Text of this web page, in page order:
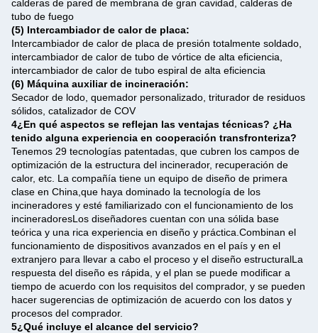
calderas de pared de membrana de gran cavidad, calderas de
tubo de fuego
(5) Intercambiador de calor de placa:
Intercambiador de calor de placa de presión totalmente soldado,
intercambiador de calor de tubo de vórtice de alta eficiencia,
intercambiador de calor de tubo espiral de alta eficiencia
(6) Máquina auxiliar de incineración:
Secador de lodo, quemador personalizado, triturador de residuos
sólidos, catalizador de COV
4¿En qué aspectos se reflejan las ventajas técnicas? ¿Ha
tenido alguna experiencia en cooperación transfronteriza?
Tenemos 29 tecnologías patentadas, que cubren los campos de
optimización de la estructura del incinerador, recuperación de
calor, etc. La compañía tiene un equipo de diseño de primera
clase en China,que haya dominado la tecnología de los
incineradores y esté familiarizado con el funcionamiento de los
incineradoresLos diseñadores cuentan con una sólida base
teórica y una rica experiencia en diseño y práctica.Combinan el
funcionamiento de dispositivos avanzados en el país y en el
extranjero para llevar a cabo el proceso y el diseño estructuralLa
respuesta del diseño es rápida, y el plan se puede modificar a
tiempo de acuerdo con los requisitos del comprador, y se pueden
hacer sugerencias de optimización de acuerdo con los datos y
procesos del comprador.
5¿Qué incluye el alcance del servicio?